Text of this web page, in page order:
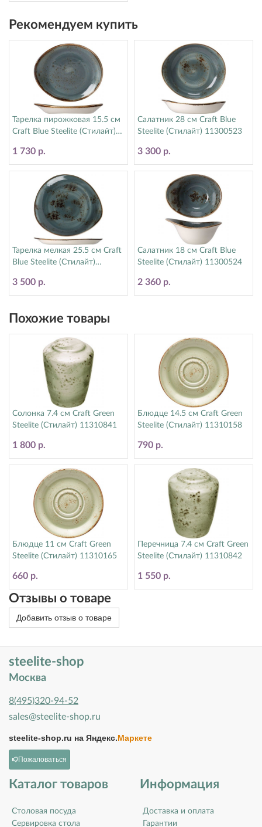
Рекомендуем купить
Тарелка пирожковая 15.5 см
Craft Blue Steelite (Стилайт)
1 730 р.
Салатник 28 см Craft Blue
Steelite (Стилайт) 11300523
3 300 р.
Тарелка мелкая 25.5 см Craft
Blue Steelite (Стилайт)
3 500 р.
Салатник 18 см Craft Blue
Steelite (Стилайт) 11300524
2 360 р.
Похожие товары
Солонка 7.4 см Craft Green
Steelite (Стилайт) 11310841
1 800 р.
Блюдце 14.5 см Craft Green
Steelite (Стилайт) 11310158
790 р.
Блюдце 11 см Craft Green
Steelite (Стилайт) 11310165
660 р.
Перечница 7.4 см Craft Green
Steelite (Стилайт) 11310842
1 550 р.
Отзывы о товаре
Добавить отзыв о товаре
steelite-shop
Москва
8(495)320-94-52
sales@steelite-shop.ru
steelite-shop.ru на Яндекс.Маркете
Пожаловаться
Каталог товаров
Столовая посуда
Сервировка стола
Информация
Доставка и оплата
Гарантии